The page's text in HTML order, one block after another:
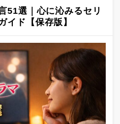
51選｜心に沁みるセリ
イド【保存版】